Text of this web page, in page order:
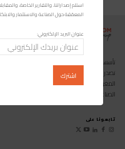
تصدر المجلة الرائدة المخصصة للصناعة والاستثمار
المغرب»، بالإضافة إلى أول منصة رقمية موجهة
الصناعي.
تابعونا على
استلم إصداراتنا، والتقارير الخاصة،
المعمّقة حول الصناعة والاستثمار
عنوان البريد الإلكتروني: